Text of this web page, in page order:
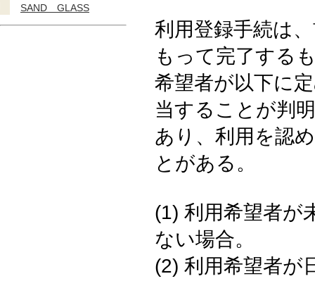
SAND GLASS
利用登録手続は
もって完了する
希望者が以下に
当することが判
あり、利用を認
とがある。
(1) 利用希望者が
ない場合。
(2) 利用希望者が